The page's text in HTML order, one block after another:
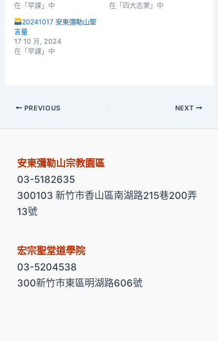
在「早課」中
在「四大志業」中
20241017 安東彌勒山聖
言量
17 10 月, 2024
在「早課」中
PREVIOUS NEXT
安東彌勒山宗教園區
03-5182635
300103 新竹市香山區南湖路215巷200弄
13號
宏宗聖堂道學院
03-5204538
300新竹市東區明湖路606號